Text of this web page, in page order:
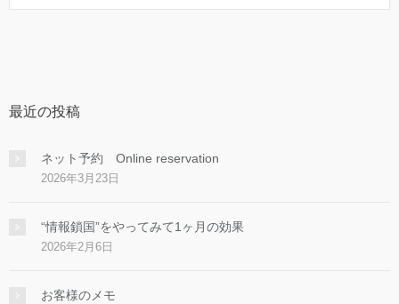
最近の投稿
ネット予約 Online reservation
2026年3月23日
“情報鎖国”をやってみて1ヶ月の効果
2026年2月6日
お客様のメモ